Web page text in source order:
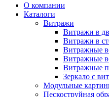
О компании
Каталоги
Витражи
Витражи в
Витражи в
Витражные
Витражные
Витражные
Зеркало с
Модульные
Пескоструйная